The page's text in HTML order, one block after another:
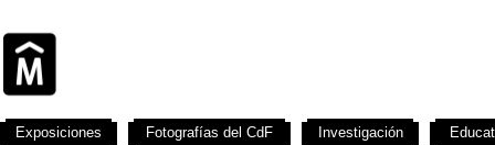
Exposiciones Fotografías del CdF Investigación